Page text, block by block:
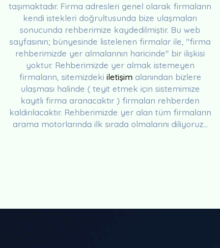
taşımaktadır. Firma adresleri genel olarak firmaların
kendi istekleri doğrultusunda bize ulaşmaları
sonucunda rehberimize kaydedilmiştir. Bu web
sayfasının; bünyesinde listelenen firmalar ile, "firma
rehberimizde yer almalarının haricinde" bir ilişkisi
yoktur. Rehberimizde yer almak istemeyen
firmaların, sitemizdeki iletişim alanından bizlere
ulaşması halinde ( teyit etmek için sistemimize
kayıtlı firma aranacaktır ) firmaları rehberden
kaldırılacaktır. Rehberimizde yer alan tüm firmaların
arama motorlarında ilk sırada olmalarını diliyoruz...